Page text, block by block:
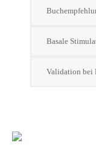
Basale
Validation bei